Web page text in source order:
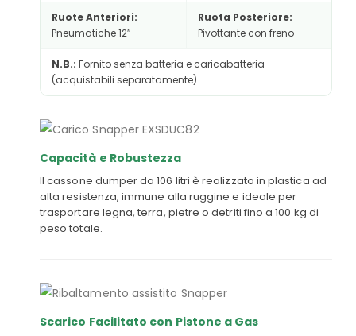
Ruote Anteriori:
Pneumatiche 12″
Ruota Posteriore:
Pivottante con freno
N.B.: Fornito senza batteria e caricabatteria
(acquistabili separatamente).
Capacità e Robustezza
Il cassone dumper da 106 litri è realizzato in plastica ad
alta resistenza, immune alla ruggine e ideale per
trasportare legna, terra, pietre o detriti fino a 100 kg di
peso totale.
Scarico Facilitato con Pistone a Gas